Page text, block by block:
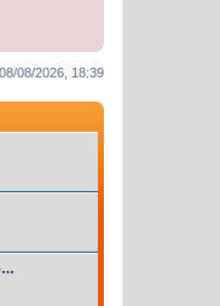
08/2026, 18:39